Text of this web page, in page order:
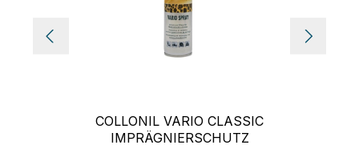
COLLONIL VARIO CLASSIC
IMPRÄGNIERSCHUTZ